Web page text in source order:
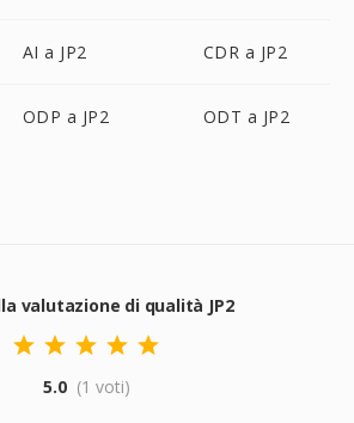
AI a JP2 CDR a JP2
ODP a JP2 ODT a JP2
valutazione di qualità JP2
5.0 (1 voti)